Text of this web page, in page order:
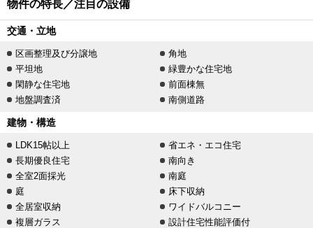
物件の特長／注目の設備
交通・立地
区画整理及び分譲地
角地
平坦地
緑豊かな住宅地
閑静な住宅地
前面棟無
地盤調査済
南側道路
建物・構造
LDK15帖以上
省エネ・エコ住宅
長期優良住宅
南向き
全室2面採光
南庭
庭
床下収納
全居室収納
ワイドバルコニー
複層ガラス
設計住宅性能評価付